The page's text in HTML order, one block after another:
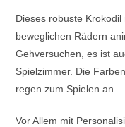
Dieses robuste
beweglichen Rädern
Gehversuchen, es ist
Spielzimmer. Die
regen zum Spielen an.
Vor Allem mit